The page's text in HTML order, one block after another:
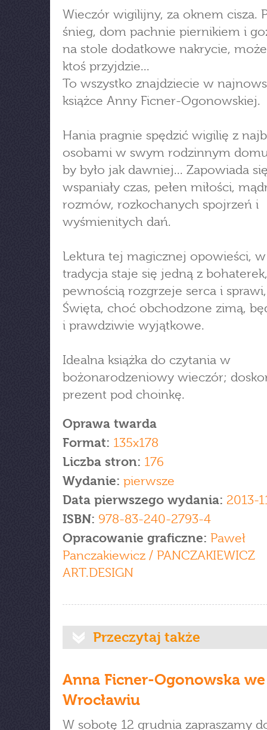
Wieczór wigilijny, za oknem cisza.
śnieg, dom pachnie piernikiem i
na stole dodatkowe nakrycie,
ktoś przyjdzie...
To wszystko znajdziecie w
książce Anny Ficner-Ogonowskiej.
Hania pragnie spędzić wigilię z
osobami w swym rodzinnym
by było jak dawniej... Zapowiada
wspaniały czas, pełen miłości,
rozmów, rozkochanych spojrzeń i
wyśmienitych dań.
Lektura tej magicznej opowieści,
tradycja staje się jedną z
pewnością rozgrzeje serca i
Święta, choć obchodzone zimą,
i prawdziwie wyjątkowe.
Idealna książka do czytania w
bożonarodzeniowy wieczór;
prezent pod choinkę.
Oprawa twarda
Format: 135x178
Liczba stron: 176
Wydanie: pierwsze
Data pierwszego wydania: 2013-
ISBN: 978-83-240-2793-4
Opracowanie graficzne: Paweł
Panczakiewicz / PANCZAKIEWICZ
ART.DESIGN
Przeczytaj także
Anna Ficner-Ogonowska we
Wrocławiu
W sobotę 12 grudnia zapraszamy